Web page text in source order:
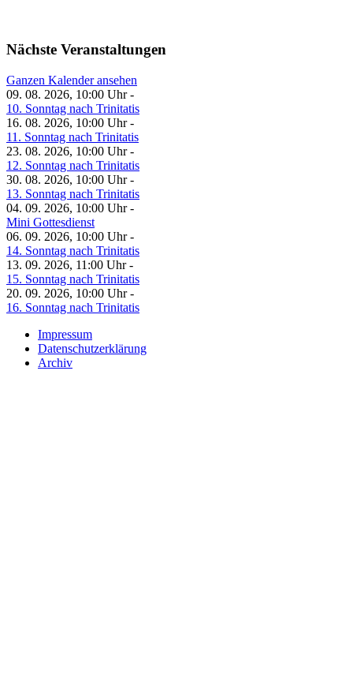
Nächste Veranstaltungen
Ganzen Kalender ansehen
09. 08. 2026, 10:00 Uhr -
10. Sonntag nach Trinitatis
16. 08. 2026, 10:00 Uhr -
11. Sonntag nach Trinitatis
23. 08. 2026, 10:00 Uhr -
12. Sonntag nach Trinitatis
30. 08. 2026, 10:00 Uhr -
13. Sonntag nach Trinitatis
04. 09. 2026, 10:00 Uhr -
Mini Gottesdienst
06. 09. 2026, 10:00 Uhr -
14. Sonntag nach Trinitatis
13. 09. 2026, 11:00 Uhr -
15. Sonntag nach Trinitatis
20. 09. 2026, 10:00 Uhr -
16. Sonntag nach Trinitatis
Impressum
Datenschutzerklärung
Archiv